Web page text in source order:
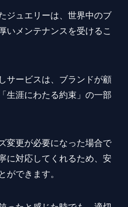
ジュエリーは、世界中のブ
いメンテナンスを受けるこ
サービスは、ブランドが顧
生涯にわたる約束」の一部
変更が必要になった場合で
に対応してくれるため、安
ができます。